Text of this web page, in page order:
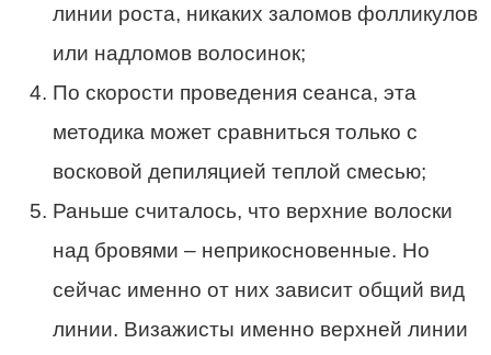
линии роста, никаких заломов фолликулов
или надломов волосинок;
По скорости проведения сеанса, эта
методика может сравниться только с
восковой депиляцией теплой смесью;
Раньше считалось, что верхние волоски
над бровями – неприкосновенные. Но
сейчас именно от них зависит общий вид
линии. Визажисты именно верхней линии